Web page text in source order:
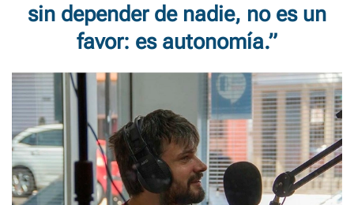
sin depender de nadie, no es un
favor: es autonomía.”